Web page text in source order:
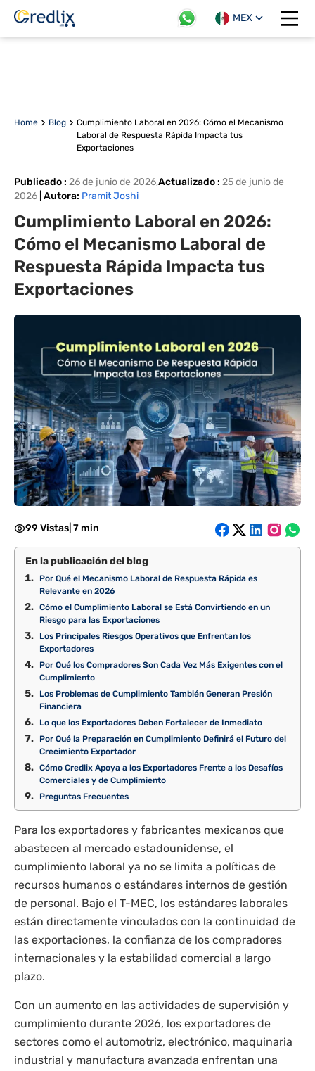
MEX
Open
Home Blog
Cumplimiento Laboral en 2026: Cómo el Mecanismo
Laboral de Respuesta Rápida Impacta tus
Exportaciones
Publicado: 26 de junio de 2026,Actualizado: 25 de junio de
2026 Autora: Pramit Joshi
Cumplimiento Laboral en 2026:
Cómo el Mecanismo Laboral de
Respuesta Rápida Impacta tus
Exportaciones
99 Vistas 7 min
En la publicación del blog
Por Qué el Mecanismo Laboral de Respuesta Rápida es
Relevante en 2026
Cómo el Cumplimiento Laboral se Está Convirtiendo en un
Riesgo para las Exportaciones
Los Principales Riesgos Operativos que Enfrentan los
Exportadores
Por Qué los Compradores Son Cada Vez Más Exigentes con el
Cumplimiento
Los Problemas de Cumplimiento También Generan Presión
Financiera
Lo que los Exportadores Deben Fortalecer de Inmediato
Por Qué la Preparación en Cumplimiento Definirá el Futuro del
Crecimiento Exportador
Cómo Credlix Apoya a los Exportadores Frente a los Desafíos
Comerciales y de Cumplimiento
Preguntas Frecuentes
Para los exportadores y fabricantes mexicanos que
abastecen al mercado estadounidense, el
cumplimiento laboral ya no se limita a políticas de
recursos humanos o estándares internos de gestión
de personal. Bajo el T-MEC, los estándares laborales
están directamente vinculados con la continuidad de
las exportaciones, la confianza de los compradores
internacionales y la estabilidad comercial a largo
plazo.
Con un aumento en las actividades de supervisión y
cumplimiento durante 2026, los exportadores de
sectores como el automotriz, electrónico, maquinaria
industrial y manufactura avanzada enfrentan una